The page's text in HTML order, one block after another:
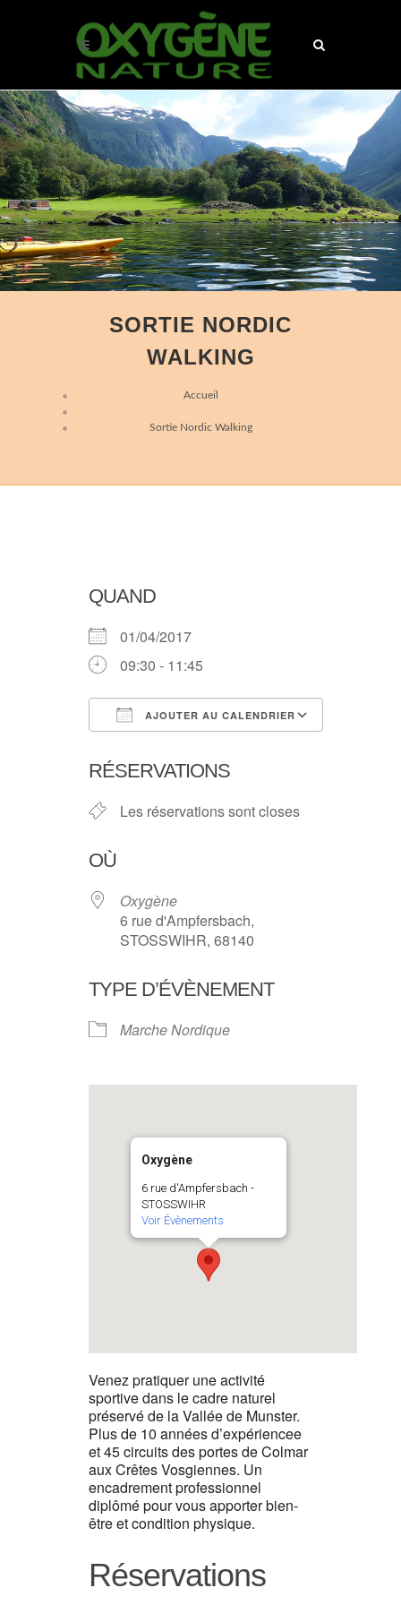
SORTIE NORDIC
WALKING
Accueil
Sortie Nordic Walking
QUAND
01/04/2017
09:30 - 11:45
AJOUTER AU CALENDRIER
RÉSERVATIONS
Les réservations sont closes
OÙ
Oxygène
6 rue d'Ampfersbach,
STOSSWIHR, 68140
TYPE D’ÉVÈNEMENT
Marche Nordique
Oxygène
6 rue d'Ampfersbach -
STOSSWIHR
Voir Évènements
Venez pratiquer une activité
sportive dans le cadre naturel
préservé de la Vallée de Munster.
Plus de 10 années d’expériencee
et 45 circuits des portes de Colmar
aux Crêtes Vosgiennes. Un
encadrement professionnel
diplômé pour vous apporter bien-
être et condition physique.
Réservations